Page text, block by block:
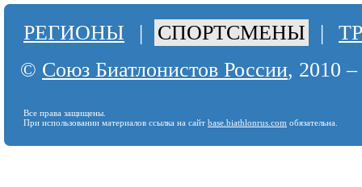
РЕГИОНЫ | СПОРТСМЕНЫ |
© Союз Биатлонистов России, 2010
Все права защищены.
При использовании материалов ссылка на сайт base.biathlonrus.com обязательна.